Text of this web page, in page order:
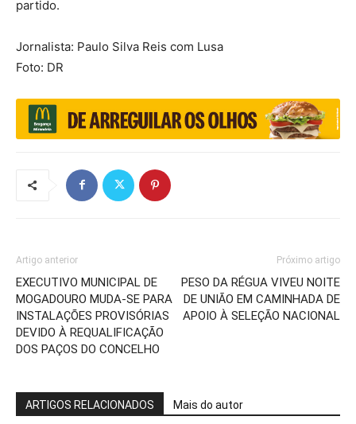
partido.
Jornalista: Paulo Silva Reis com Lusa
Foto: DR
Artigo anterior
EXECUTIVO MUNICIPAL DE
MOGADOURO MUDA-SE PARA
INSTALAÇÕES PROVISÓRIAS
DEVIDO À REQUALIFICAÇÃO
DOS PAÇOS DO CONCELHO
Próximo artigo
PESO DA RÉGUA VIVEU NOITE
DE UNIÃO EM CAMINHADA DE
APOIO À SELEÇÃO NACIONAL
ARTIGOS RELACIONADOS Mais do autor